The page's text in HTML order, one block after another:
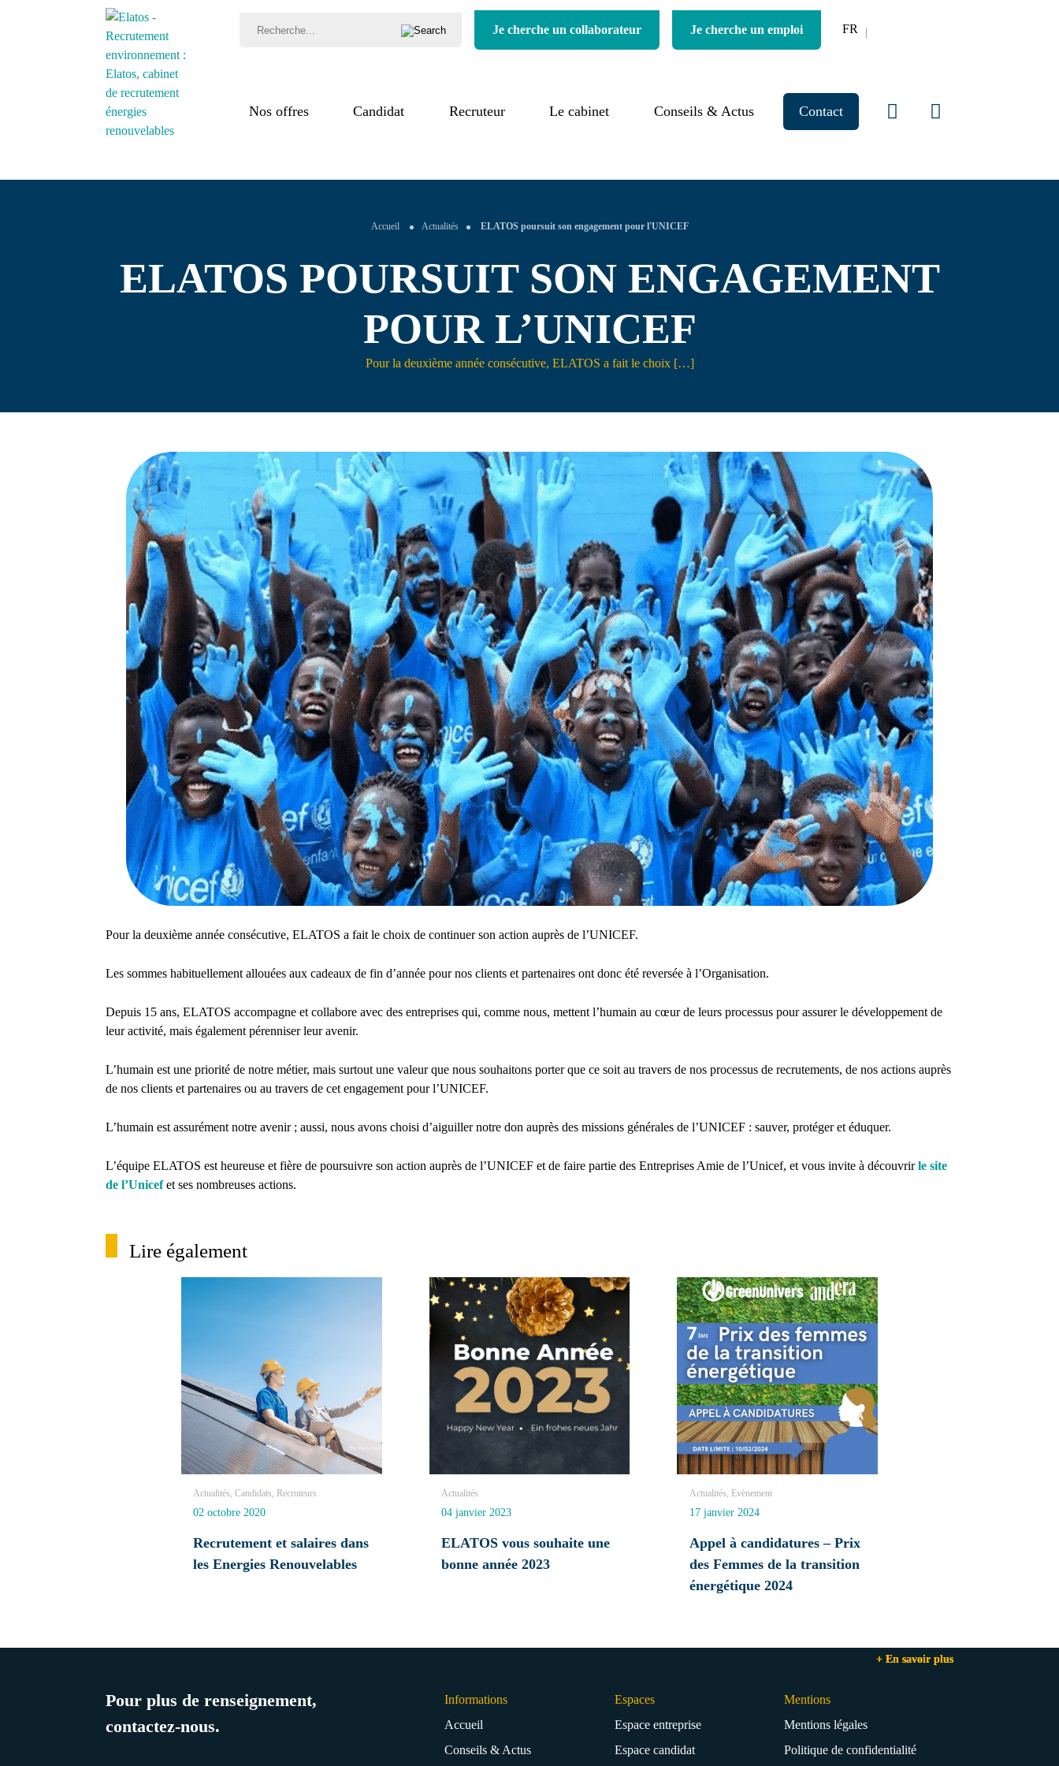
Je cherche un collaborateur Je cherche un emploi FR
Nos offres Candidat
Métiers Recruteur
Notre processus Le cabinet
Qui sommes-nous ? Conseils & Actus Contact
Accueil Actualités ELATOS poursuit son engagement pour l'UNICEF
ELATOS POURSUIT SON ENGAGEMENT
POUR L’UNICEF
Pour la deuxième année consécutive, ELATOS a fait le choix […]
Pour la deuxième année consécutive, ELATOS a fait le choix de continuer son action auprès de l’UNICEF.
Les sommes habituellement allouées aux cadeaux de fin d’année pour nos clients et partenaires ont donc été reversée à l’Organisation.
Depuis 15 ans, ELATOS accompagne et collabore avec des entreprises qui, comme nous, mettent l’humain au cœur de leurs processus pour assurer le développement de
leur activité, mais également pérenniser leur avenir.
L’humain est une priorité de notre métier, mais surtout une valeur que nous souhaitons porter que ce soit au travers de nos processus de recrutements, de nos actions auprès
de nos clients et partenaires ou au travers de cet engagement pour l’UNICEF.
L’humain est assurément notre avenir ; aussi, nous avons choisi d’aiguiller notre don auprès des missions générales de l’UNICEF : sauver, protéger et éduquer.
L’équipe ELATOS est heureuse et fière de poursuivre son action auprès de l’UNICEF et de faire partie des Entreprises Amie de l’Unicef, et vous invite à découvrirle site
de l’Unicefet ses nombreuses actions.
Lire également
Actualités, Candidats, Recruteurs
02 octobre 2020
Recrutement et salaires dans
les Energies Renouvelables
+ En savoir plus
Actualités
04 janvier 2023
ELATOS vous souhaite une
bonne année 2023
+ En savoir plus
Actualités, Evènement
17 janvier 2024
Appel à candidatures – Prix
des Femmes de la transition
énergétique 2024
+ En savoir plus
Pour plus de renseignement,
contactez-nous.
Informations
Accueil
Conseils & Actus
Espaces
Espace entreprise
Espace candidat
Mentions
Mentions légales
Politique de confidentialité